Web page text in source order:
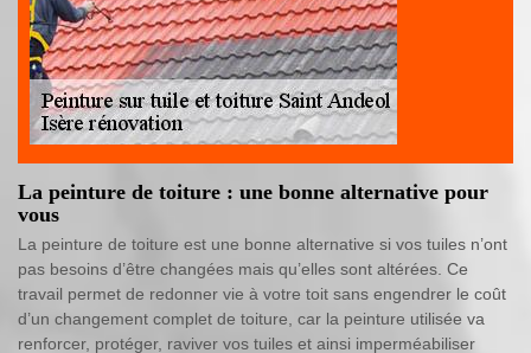
La peinture de toiture : une bonne alternative pour
vous
La peinture de toiture est une bonne alternative si vos tuiles n’ont
pas besoins d’être changées mais qu’elles sont altérées. Ce
travail permet de redonner vie à votre toit sans engendrer le coût
d’un changement complet de toiture, car la peinture utilisée va
renforcer, protéger, raviver vos tuiles et ainsi imperméabiliser